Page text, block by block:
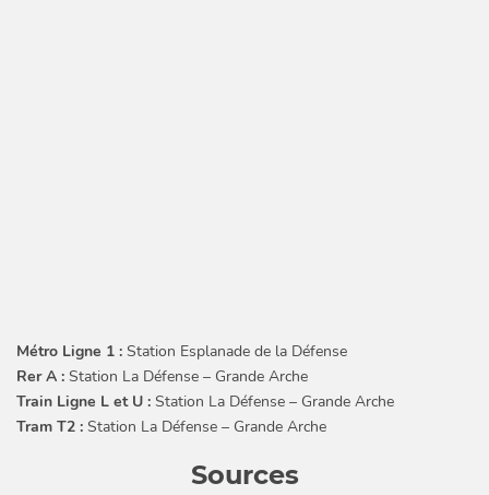
Métro Ligne 1 : Station Esplanade de la Défense
Rer A : Station La Défense – Grande Arche
Train Ligne L et U : Station La Défense – Grande Arche
Tram T2 : Station La Défense – Grande Arche
Sources